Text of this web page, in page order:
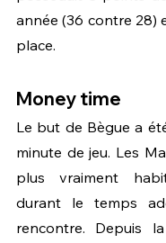
année (36 contre 28)
place.
Money time
Le but de Bègue a
minute de jeu. Les
plus vraiment
durant le temps
rencontre. Depuis